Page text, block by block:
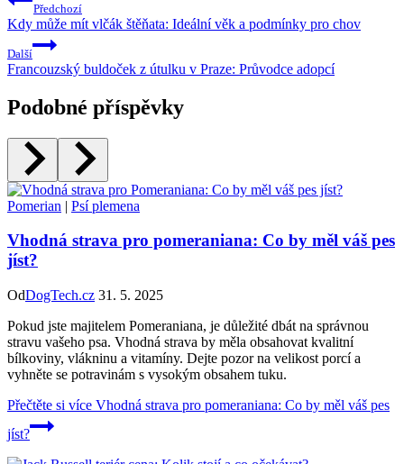
Předchozí
Kdy může mít vlčák štěňata: Ideální věk a podmínky pro chov
Další
Francouzský buldoček z útulku v Praze: Průvodce adopcí
Podobné příspěvky
Pomerian | Psí plemena
Vhodná strava pro pomeraniana: Co by měl váš pes
jíst?
OdDogTech.cz 31. 5. 2025
Pokud jste majitelem Pomeraniana, je důležité dbát na správnou
stravu vašeho psa. Vhodná strava by měla obsahovat kvalitní
bílkoviny, vlákninu a vitamíny. Dejte pozor na velikost porcí a
vyhněte se potravinám s vysokým obsahem tuku.
Přečtěte si více Vhodná strava pro pomeraniana: Co by měl váš pes
jíst?